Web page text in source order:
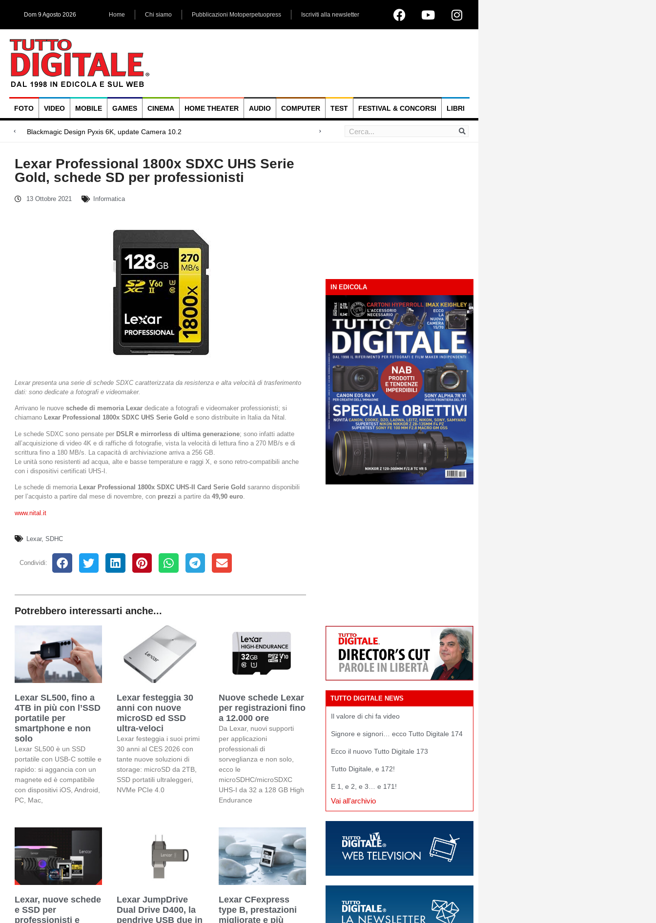
Dom 9 Agosto 2026 Home Chi siamo Pubblicazioni Motoperpetuopress Iscriviti alla newsletter
FOTO VIDEO MOBILE GAMES CINEMA HOME THEATER AUDIO COMPUTER TEST FESTIVAL & CONCORSI LIBRI
Megadap M2RF, il
Blackmagic Design UltraStudio Express 3G, due accessori ad hoc
Arri Rental, evoluzioni in arrivo
Lexar Professional 1800x SDXC UHS Serie
Gold, schede SD per professionisti
13 Ottobre 2021 Informatica
Lexar presenta una serie di schede SDXC caratterizzata da resistenza e alta velocità di trasferimento
dati: sono dedicate a fotografi e videomaker.
Arrivano le nuove schede di memoria Lexar dedicate a fotografi e videomaker professionisti; si
chiamano Lexar Professional 1800x SDXC UHS Serie Gold e sono distribuite in Italia da Nital.
Le schede SDXC sono pensate per DSLR e mirrorless di ultima generazione; sono infatti adatte
all’acquisizione di video 4K e di raffiche di fotografie, vista la velocità di lettura fino a 270 MB/s e di
scrittura fino a 180 MB/s. La capacità di archiviazione arriva a 256 GB.
Le unità sono resistenti ad acqua, alte e basse temperature e raggi X, e sono retro-compatibili anche
con i dispositivi certificati UHS-I.
Le schede di memoria Lexar Professional 1800x SDXC UHS-II Card Serie Gold saranno disponibili
per l’acquisto a partire dal mese di novembre, con prezzi a partire da 49,90 euro.
www.nital.it
Lexar, SDHC
Condividi:
Potrebbero interessarti anche...
Lexar SL500, fino a
4TB in più con l’SSD
portatile per
smartphone e non
solo
Lexar SL500 è un SSD
portatile con USB-C sottile e
rapido: si aggancia con un
magnete ed è compatibile
con dispositivi iOS, Android,
PC, Mac,
Lexar festeggia 30
anni con nuove
microSD ed SSD
ultra-veloci
Lexar festeggia i suoi primi
30 anni al CES 2026 con
tante nuove soluzioni di
storage: microSD da 2TB,
SSD portatili ultraleggeri,
NVMe PCIe 4.0
Nuove schede Lexar
per registrazioni fino
a 12.000 ore
Da Lexar, nuovi supporti
per applicazioni
professionali di
sorveglianza e non solo,
ecco le
microSDHC/microSDXC
UHS-I da 32 a 128 GB High
Endurance
Lexar, nuove schede
e SSD per
professionisti e
Lexar JumpDrive
Dual Drive D400, la
pendrive USB due in
Lexar CFexpress
type B, prestazioni
migliorate e più
IN EDICOLA
TUTTO DIGITALE NEWS
Il valore di chi fa video
Signore e signori… ecco Tutto Digitale 174
Ecco il nuovo Tutto Digitale 173
Tutto Digitale, e 172!
E 1, e 2, e 3… e 171!
Vai all'archivio